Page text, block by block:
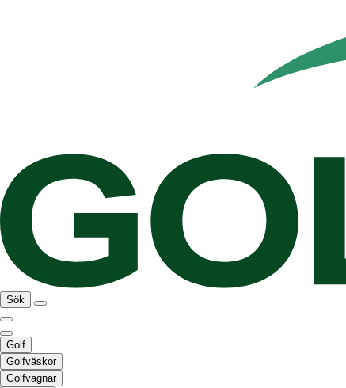
Sök
Golf
Golfväskor
Golfvagnar